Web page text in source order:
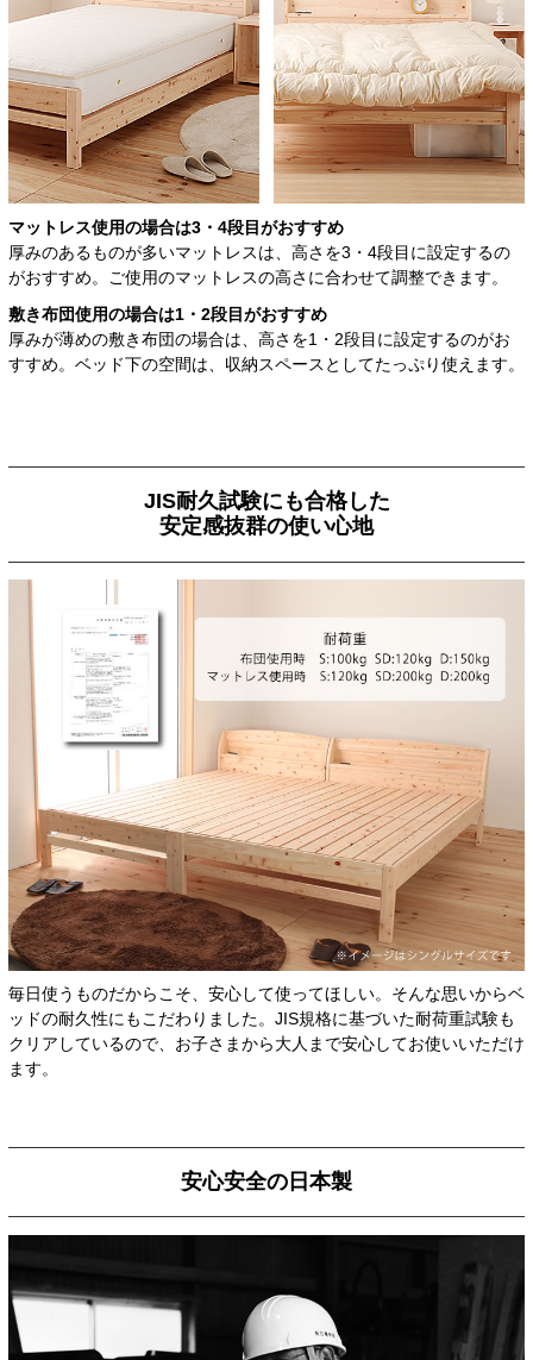
マットレス使用の場合は3・4段目がおすすめ
厚みのあるものが多いマットレスは、高さを3・4段目に設定するの
がおすすめ。ご使用のマットレスの高さに合わせて調整できます。
敷き布団使用の場合は1・2段目がおすすめ
厚みが薄めの敷き布団の場合は、高さを1・2段目に設定するのがお
すすめ。ベッド下の空間は、収納スペースとしてたっぷり使えます。
JIS耐久試験にも合格した
安定感抜群の使い心地
毎日使うものだからこそ、安心して使ってほしい。そんな思いからベ
ッドの耐久性にもこだわりました。JIS規格に基づいた耐荷重試験も
クリアしているので、お子さまから大人まで安心してお使いいただけ
ます。
安心安全の日本製